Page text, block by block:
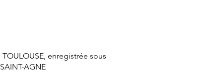
enregistrée sous
AGNE